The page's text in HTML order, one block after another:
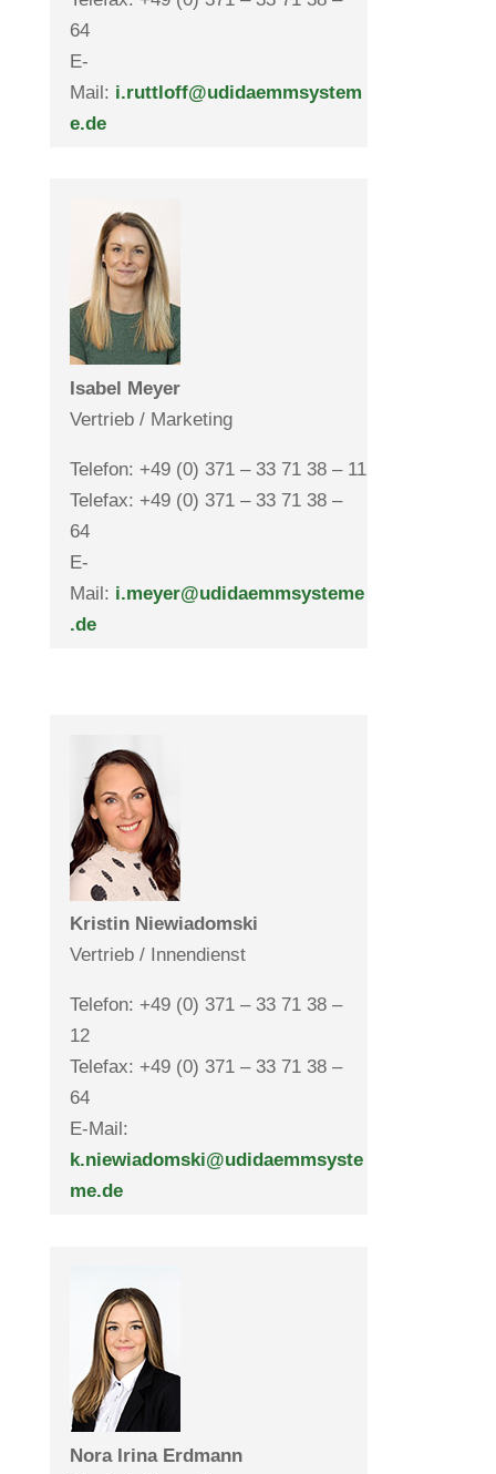
64
E-
Mail: i.ruttloff@udidaemmsystem
e.de
Isabel Meyer
Ver­trieb / Marketing
Telefon: +49 (0) 371 – 33 71 38 – 11
Telefax: +49 (0) 371 – 33 71 38 –
64
E-
Mail: i.meyer@udidaemmsysteme
.de
Kristin Nie­wia­domski
Ver­trieb / Innendienst
Telefon: +49 (0) 371 – 33 71 38 –
12
Telefax: +49 (0) 371 – 33 71 38 –
64
E-Mail:
k.niewiadomski@udidaemmsyste
me.de
Nora Irina Erd­mann